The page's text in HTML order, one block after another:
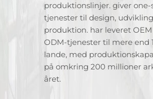
produktionslinjer. giver one-
tjenester til design,
produktion. har leveret
ODM-tjenester til mere end
lande, med
på omkring 200 millioner
året.